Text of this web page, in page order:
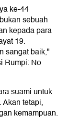
ke-44
sebuah
kepada para
19.
sangat baik,"
Rumpi: No
suami untuk
tetapi,
kemampuan.